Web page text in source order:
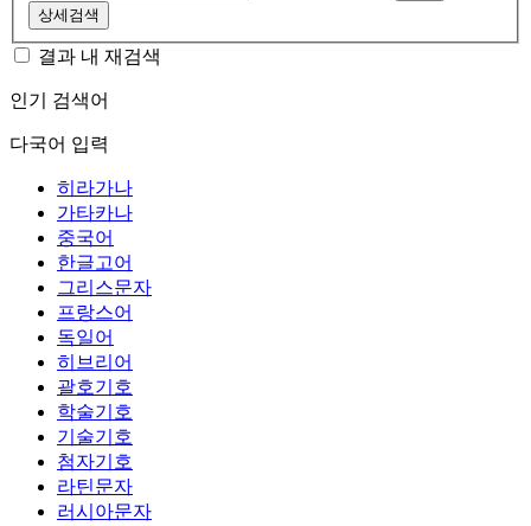
상세검색
결과 내 재검색
인기 검색어
다국어 입력
히라가나
가타카나
중국어
한글고어
그리스문자
프랑스어
독일어
히브리어
괄호기호
학술기호
기술기호
첨자기호
라틴문자
러시아문자